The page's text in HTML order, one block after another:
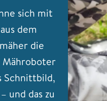
sich mit
dem
die
Mähroboter
Schnittbild,
und das zu